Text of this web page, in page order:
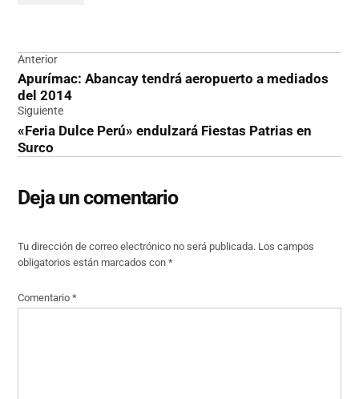
Navegación
de
entradas
Anterior
Apurímac: Abancay tendrá aeropuerto a mediados
del 2014
Siguiente
«Feria Dulce Perú» endulzará Fiestas Patrias en
Surco
Deja un comentario
Tu dirección de correo electrónico no será publicada. Los campos
obligatorios están marcados con*
Comentario*